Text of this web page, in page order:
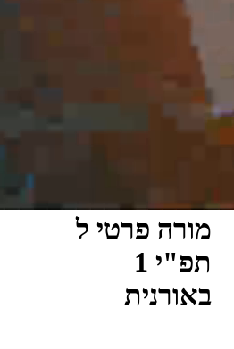
מורה פרטי ל
תפ"י 1
באורנית